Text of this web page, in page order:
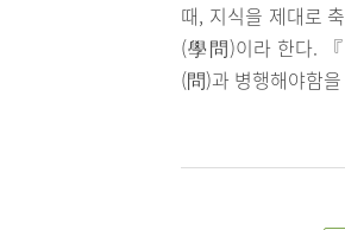
때, 지식을 제대로
(學問)이라 한다.
(問)과 병행해야함